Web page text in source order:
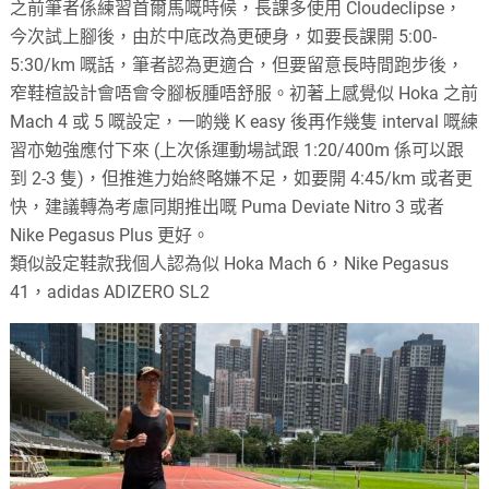
之前筆者係練習首爾馬嘅時候，長課多使用 Cloudeclipse，
今次試上腳後，由於中底改為更硬身，如要長課開 5:00-
5:30/km 嘅話，筆者認為更適合，但要留意長時間跑步後，
窄鞋楦設計會唔會令腳板腫唔舒服。初著上感覺似 Hoka 之前
Mach 4 或 5 嘅設定，一啲幾 K easy 後再作幾隻 interval 嘅練
習亦勉強應付下來 (上次係運動場試跟 1:20/400m 係可以跟
到 2-3 隻)，但推進力始終略嫌不足，如要開 4:45/km 或者更
快，建議轉為考慮同期推出嘅 Puma Deviate Nitro 3 或者
Nike Pegasus Plus 更好。
類似設定鞋款我個人認為似 Hoka Mach 6，Nike Pegasus
41，adidas ADIZERO SL2